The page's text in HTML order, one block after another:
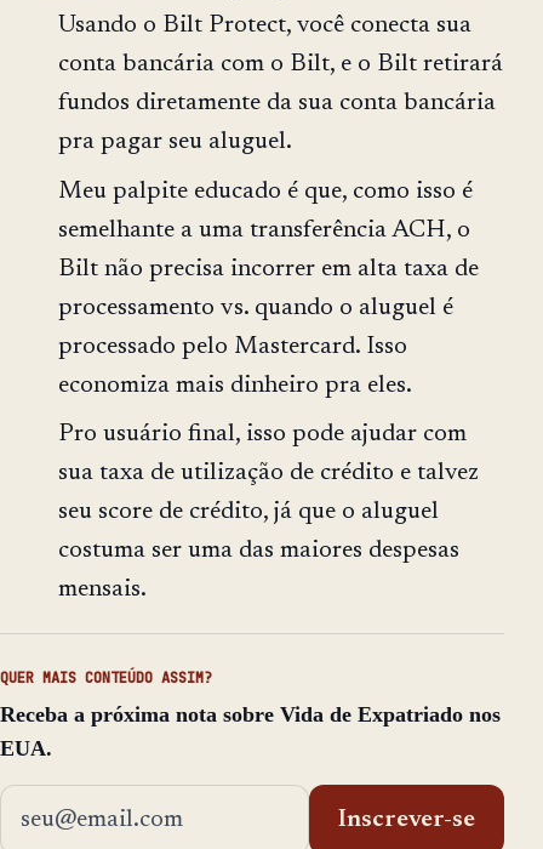
Usando o Bilt Protect, você conecta sua
conta bancária com o Bilt, e o Bilt retirará
fundos diretamente da sua conta bancária
pra pagar seu aluguel.
Meu palpite educado é que, como isso é
semelhante a uma transferência ACH, o
Bilt não precisa incorrer em alta taxa de
processamento vs. quando o aluguel é
processado pelo Mastercard. Isso
economiza mais dinheiro pra eles.
Pro usuário final, isso pode ajudar com
sua taxa de utilização de crédito e talvez
seu score de crédito, já que o aluguel
costuma ser uma das maiores despesas
mensais.
QUER MAIS CONTEÚDO ASSIM?
Receba a próxima nota sobre Vida de Expatriado nos
EUA.
Endereço de email
Inscrever-se